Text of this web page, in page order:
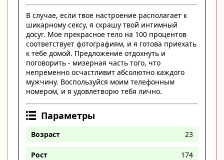
В случае, если твое настроение располагает к
шикарному сексу, я скрашу твой интимный
досуг. Мое прекрасное тело на 100 процентов
соответствует фотографиям, и я готова приехать
к тебе домой. Предложение отдохнуть и
поговорить - мизерная часть того, что
непременно осчастливит абсолютно каждого
мужчину. Воспользуйся моим телефонным
номером, и я удовлетворю тебя лично.
Параметры
Возраст 23
Рост 174